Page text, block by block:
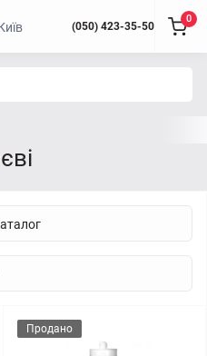
(050) 423-35-50
0
Продано